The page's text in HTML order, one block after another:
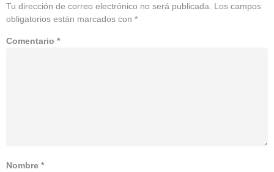
Tu dirección de correo electrónico no será publicada.
Los campos
obligatorios están marcados con *
Comentario *
Nombre *